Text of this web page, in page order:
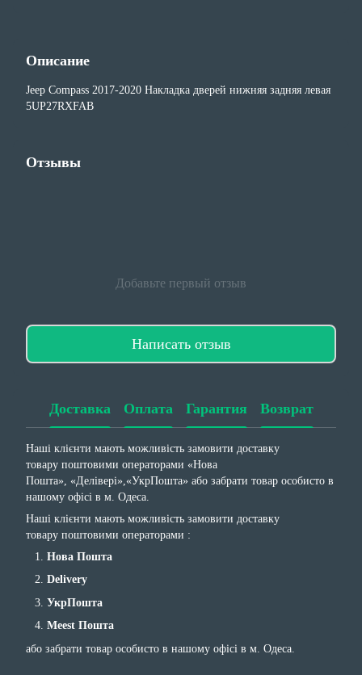
Описание
Jeep Compass 2017-2020 Накладка дверей нижняя задняя левая
5UP27RXFAB
Отзывы
Добавьте первый отзыв
Написать отзыв
Доставка Оплата Гарантия Возврат
Наші клієнти мають можливість замовити доставку
товару поштовими операторами «Нова
Пошта», «Делівері»,«УкрПошта» або забрати товар особисто в
нашому офісі в м. Одеса.
Наші клієнти мають можливість замовити доставку
товару поштовими операторами :
Нова Пошта
Delivery
УкрПошта
Meest Пошта
або забрати товар особисто в нашому офісі в м. Одеса.